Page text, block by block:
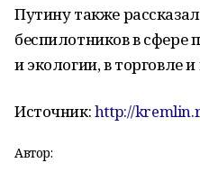
Путину также
беспилотников в сфере
и экологии, в торговле
Источник:http://
Автор: